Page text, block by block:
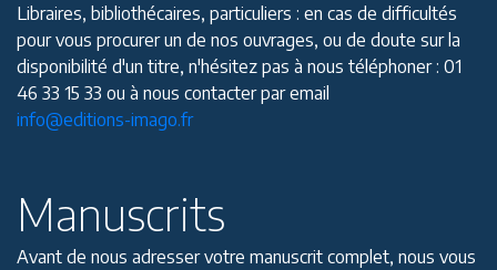
Libraires, bibliothécaires, particuliers : en cas de difficultés
pour vous procurer un de nos ouvrages, ou de doute sur la
disponibilité d'un titre, n'hésitez pas à nous téléphoner : 01
46 33 15 33 ou à nous contacter par email
info@editions-imago.fr
Manuscrits
Avant de nous adresser votre manuscrit complet, nous vous